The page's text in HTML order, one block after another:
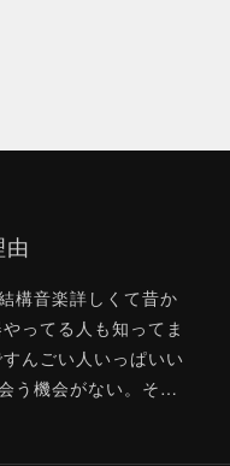
構音楽詳しくて昔か
ってる人も知ってま
んごい人いっぱいい
う機会がない。そ…